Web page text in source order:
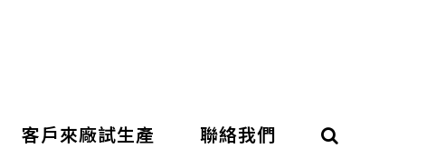
客戶來廠試生產 聯絡我們